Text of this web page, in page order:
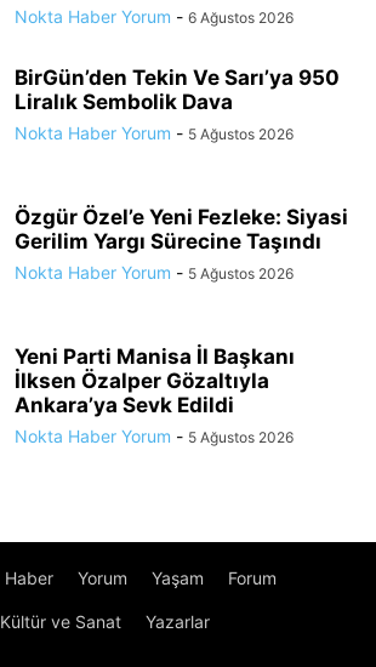
Nokta Haber Yorum - 6 Ağustos 2026
BirGün’den Tekin Ve Sarı’ya 950
Liralık Sembolik Dava
Nokta Haber Yorum - 5 Ağustos 2026
Özgür Özel’e Yeni Fezleke: Siyasi
Gerilim Yargı Sürecine Taşındı
Nokta Haber Yorum - 5 Ağustos 2026
Yeni Parti Manisa İl Başkanı
İlksen Özalper Gözaltıyla
Ankara’ya Sevk Edildi
Nokta Haber Yorum - 5 Ağustos 2026
Haber Yorum Yaşam Forum
Kültür ve Sanat Yazarlar